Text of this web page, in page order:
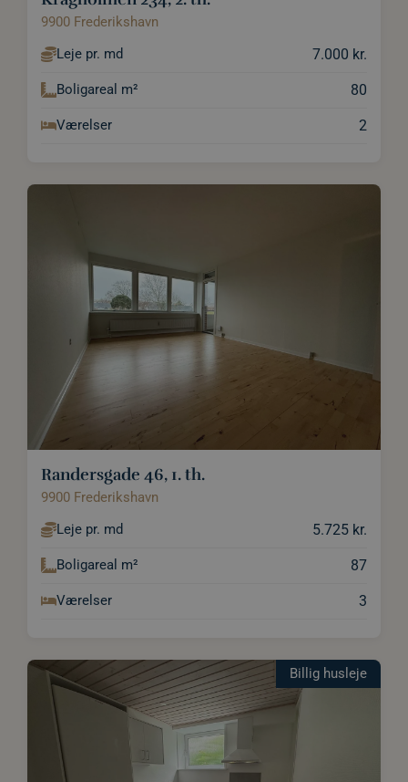
9900 Frederikshavn
Leje pr. md
7.000 kr.
Boligareal m² 80
Værelser 2
Randersgade 46, 1. th.
9900 Frederikshavn
Leje pr. md
5.725 kr.
Boligareal m² 87
Værelser 3
Billig husleje